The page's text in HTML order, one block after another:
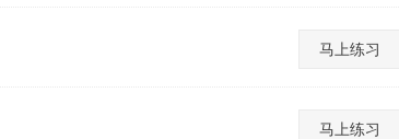
马上练习
马上练习